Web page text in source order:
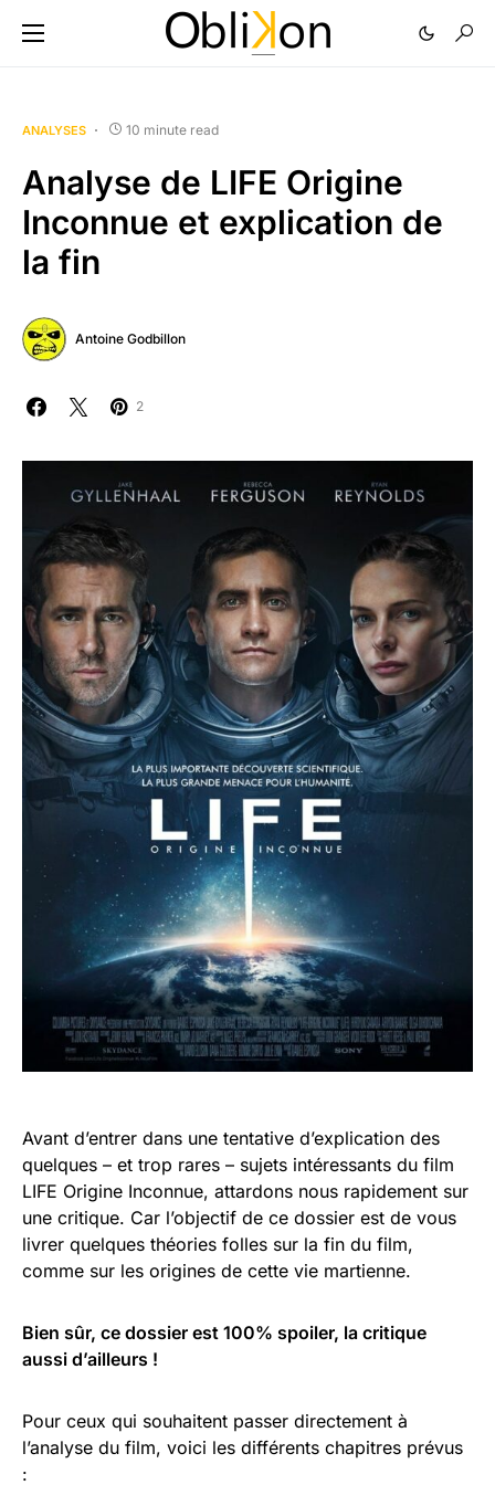
ANALYSES 10 minute read
Analyse de LIFE Origine
Inconnue et explication de
la fin
Antoine Godbillon
2
Avant d’entrer dans une tentative d’explication des
quelques – et trop rares – sujets intéressants du film
LIFE Origine Inconnue, attardons nous rapidement sur
une critique. Car l’objectif de ce dossier est de vous
livrer quelques théories folles sur la fin du film,
comme sur les origines de cette vie martienne.
Bien sûr, ce dossier est 100% spoiler, la critique
aussi d’ailleurs !
Pour ceux qui souhaitent passer directement à
l’analyse du film, voici les différents chapitres prévus
: